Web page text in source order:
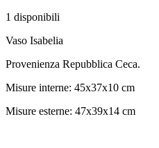
1 disponibili
Vaso Isabelia
Provenienza Repubblica Ceca.
Misure interne: 45x37x10 cm
Misure esterne: 47x39x14 cm